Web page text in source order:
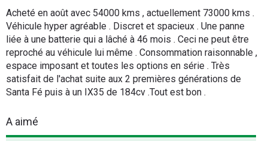
Services
Forum
Moto
Acheté en août avec 54000 kms , actuellement 73000 kms .
Véhicule hyper agréable . Discret et spacieux . Une panne
liée à une batterie qui a lâché à 46 mois . Ceci ne peut être
reproché au véhicule lui même . Consommation raisonnable ,
espace imposant et toutes les options en série . Très
satisfait de l'achat suite aux 2 premières générations de
Santa Fé puis à un IX35 de 184cv .Tout est bon .
A aimé